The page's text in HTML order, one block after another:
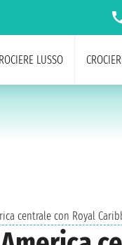
LUSSO
centrale con Royal